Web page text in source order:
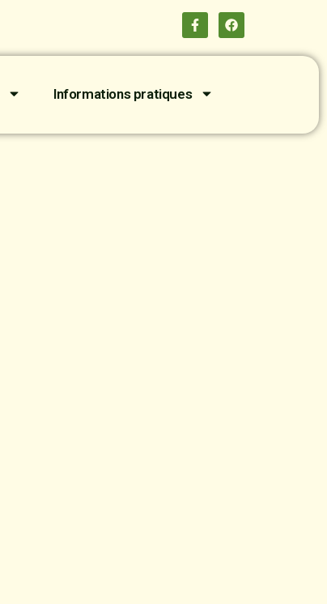
Informations pratiques